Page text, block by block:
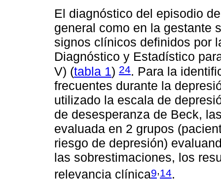
El diagnóstico del episodio
general como en la gestante
signos clínicos definidos por
Diagnóstico y Estadístico
V) (tabla 1) 24. Para la
frecuentes durante la
utilizado la escala de
de desesperanza de Beck,
evaluada en 2 grupos
riesgo de depresión)
las sobrestimaciones, los
relevancia clínica9,14.